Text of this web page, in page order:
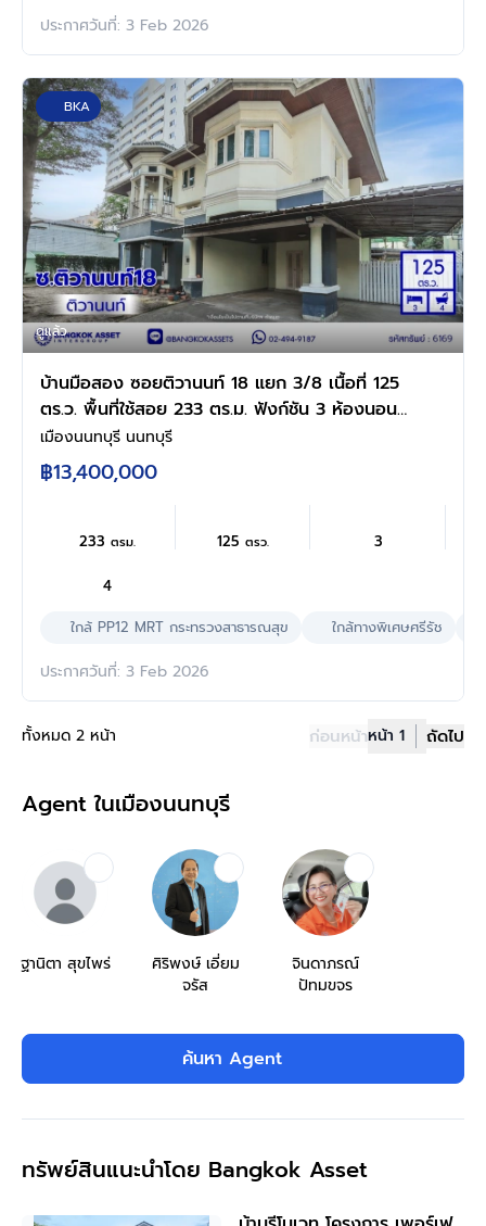
ประกาศวันที่: 3 Feb 2026
BKA
ดูแล้ว
บ้านมือสอง ซอยติวานนท์ 18 แยก 3/8 เนื้อที่ 125
ตร.ว. พื้นที่ใช้สอย 233 ตร.ม. ฟังก์ชัน 3 ห้องนอน
4 ห้องน้ำ 1 ห้องแม่บ้าน จอดรถได้ 4 คัน บ้านสวย
พร้อมเข้าอยู่ แถมฟรี เครื่องปรับอากาศ และเครื่อง
ทำน้ำอุ่น เชื่อมต่อหลายเส้นทาง ใกล้ทางด่วน "ศรี
รัช" และรถไฟฟ้าสายสีม่วง "สถานีกระทรวง
สาธารณสุข"
เมืองนนทบุรี นนทบุรี
฿13,400,000
233ตรม. 125 ตรว. 3
4
ใกล้ PP12 MRT กระทรวงสาธารณสุข
ใกล้ทางพิเศษศรีรัช
ประกาศวันที่: 3 Feb 2026
ทั้งหมด 2 หน้า ก่อนหน้าหน้า 1 ถัดไป
Agent ในเมืองนนทบุรี
ฐานิตา สุขไพร่
ศิริพงษ์ เอี่ยม
จรัส
จินดาภรณ์
ปัทมขจร
ค้นหา Agent
ทรัพย์สินแนะนำโดย Bangkok Asset